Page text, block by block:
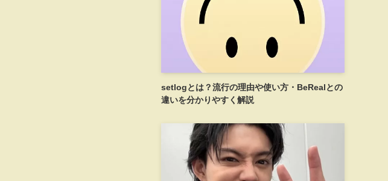
setlogとは？流行の理由や使い方・BeRealとの
違いを分かりやすく解説